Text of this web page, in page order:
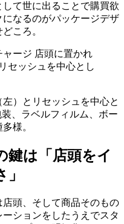
て世に出ることで購買欲
なるのがパッケージデザ
ころ。
）とリセッシュを中心と
、ラベルフィルム、ボー
様。
鍵は「店頭をイ
頭、そして商品そのもの
ションをしたうえでスタ